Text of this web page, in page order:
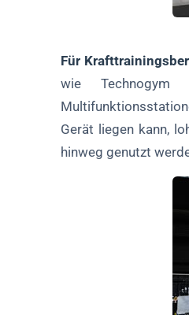
Für
wie Technogym
Gerät liegen kann,
hinweg genutzt